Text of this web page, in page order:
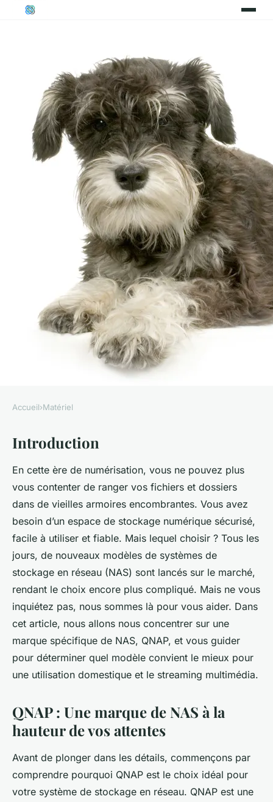
Quel modèle de NAS QNAP
convient le mieux pour une
utilisation domestique et le
streaming multimédia ?
admin •12 février 2024 • 6 min de lecture
Accueil›Matériel
Introduction
En cette ère de numérisation, vous ne pouvez plus
vous contenter de ranger vos fichiers et dossiers
dans de vieilles armoires encombrantes. Vous avez
besoin d’un espace de stockage numérique sécurisé,
facile à utiliser et fiable. Mais lequel choisir ? Tous les
jours, de nouveaux modèles de systèmes de
stockage en réseau (NAS) sont lancés sur le marché,
rendant le choix encore plus compliqué. Mais ne vous
inquiétez pas, nous sommes là pour vous aider. Dans
cet article, nous allons nous concentrer sur une
marque spécifique de NAS, QNAP, et vous guider
pour déterminer quel modèle convient le mieux pour
une utilisation domestique et le streaming multimédia.
QNAP : Une marque de NAS à la
hauteur de vos attentes
Avant de plonger dans les détails, commençons par
comprendre pourquoi QNAP est le choix idéal pour
votre système de stockage en réseau. QNAP est une